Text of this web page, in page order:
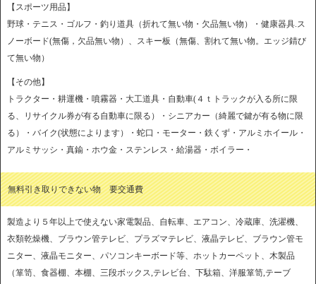
【スポーツ用品】
野球・テニス・ゴルフ・釣り道具（折れて無い物・欠品無い物）・健康器具.ス
ノーボード(無傷，欠品無い物）、スキー板（無傷、割れて無い物。エッジ錆び
て無い物）
【その他】
トラクター・耕運機・噴霧器・大工道具・自動車(４ｔトラックが入る所に限
る、リサイクル券が有る自動車に限る）・シニアカー（綺麗で鍵が有る物に限
る）・バイク(状態によります）・蛇口・モーター・鉄くず・アルミホイール・
アルミサッシ・真鍮・ホウ金・ステンレス・給湯器・ボイラー・
無料引き取りできない物 要交通費
製造より５年以上で使えない家電製品、自転車、エアコン、冷蔵庫、洗濯機、
衣類乾燥機、ブラウン管テレビ、プラズマテレビ、液晶テレビ、ブラウン管モ
ニター、液晶モニター、パソコンキーボード等、ホットカーペット、木製品
（箪笥、食器棚、本棚、三段ボックス,テレビ台、下駄箱、洋服箪笥,テーブ